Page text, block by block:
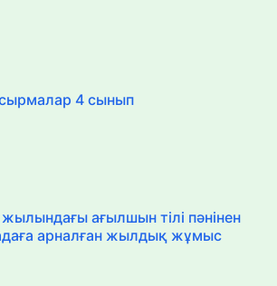
4 сынып
ағылшын тілі пәнінен
арналған жылдық жұмыс